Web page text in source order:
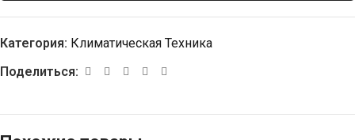
Категория: Климатическая Техника
Поделиться: